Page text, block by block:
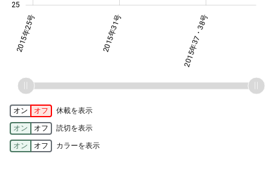
25
2015年37・38号
2015年25号
30号
35号
41号
2015年31号 2015年37・38号
オン オフ 休載を表示
オン オフ 読切を表示
オン オフ カラーを表示